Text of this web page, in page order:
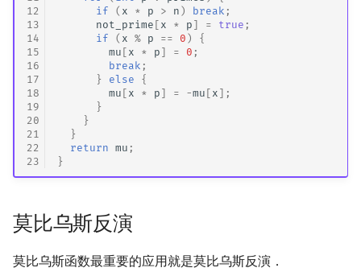
12
13
14
15
16
17
18
19
20
21
22
23
if
( x * p > n ) break ;
not_prime [ x * p ] = true ;
if
( x % p == 0 )
{
mu [ x * p ] = 0 ;
break ;
}
else
{
mu [ x * p ] = -mu [ x ];
}
}
}
return
mu ;
}
莫比乌斯反演
莫比乌斯函数最重要的应用就是莫比乌斯反演．